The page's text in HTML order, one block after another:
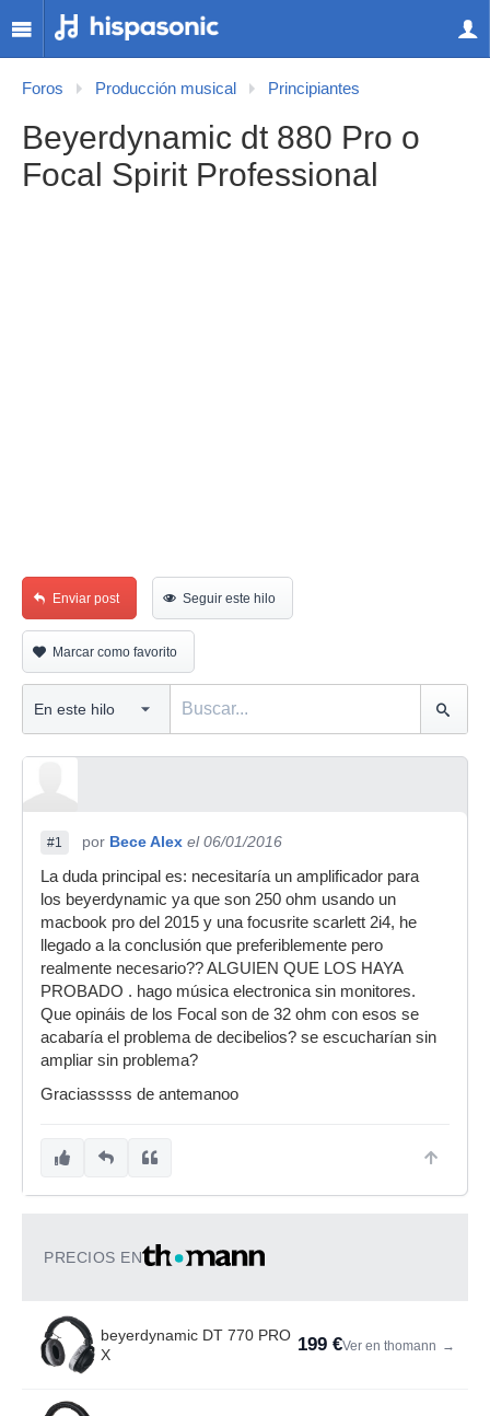
Foros Producción musical Principiantes
Beyerdynamic dt 880 Pro o
Focal Spirit Professional
Enviar post Seguir este hilo
Marcar como favorito
#1 por Bece Alex el 06/01/2016
La duda principal es: necesitaría un amplificador para
los beyerdynamic ya que son 250 ohm usando un
macbook pro del 2015 y una focusrite scarlett 2i4, he
llegado a la conclusión que preferiblemente pero
realmente necesario?? ALGUIEN QUE LOS HAYA
PROBADO . hago música electronica sin monitores.
Que opináis de los Focal son de 32 ohm con esos se
acabaría el problema de decibelios? se escucharían sin
ampliar sin problema?
Graciasssss de antemanoo
PRECIOS EN
beyerdynamic DT 770 PRO
X
199 €Ver en thomann →